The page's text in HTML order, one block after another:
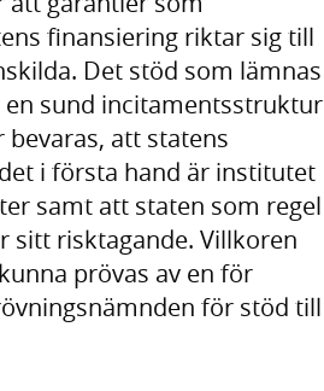
finansiering riktar sig till
Det stöd som lämnas
sund incitamentsstruktur
att statens
i första hand är institutet
samt att staten som regel
sitt risktagande. Villkoren
prövas av en för
för stöd till